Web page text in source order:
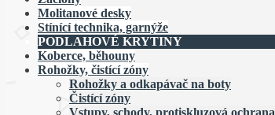
Molitanové desky
Stínící technika, garnýže
PODLAHOVÉ KRYTINY
Koberce, běhouny
Rohožky, čistící zóny
Rohožky a odkapávač na boty
Čistící zóny
Vstupy, schody, protiskluzová ochrana